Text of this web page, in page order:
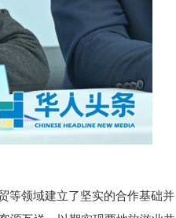
等领域建立了坚实的合作基础并